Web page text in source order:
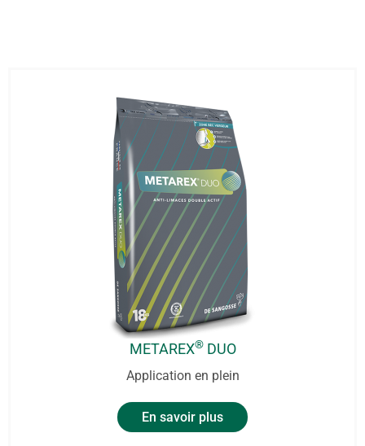
METAREX®DUO
Application en plein
En savoir plus